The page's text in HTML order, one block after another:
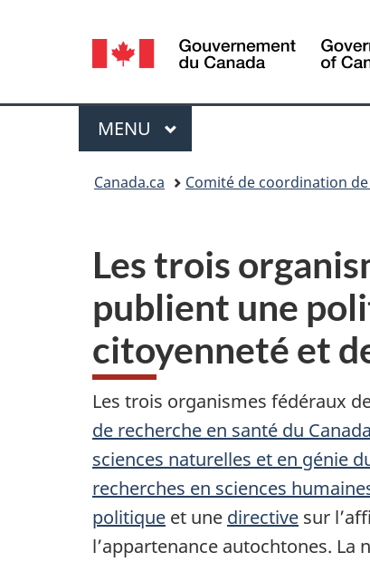
Sélection
de
la
langue
Menu
MENU PRINCIPAL
Canada.ca Comité de coordination
Les trois
publient une
citoyenneté et
Les trois organismes fédéraux
de recherche en santé du Canada
sciences naturelles et en génie
recherches en sciences
politique et une directive sur
l’appartenance autochtones.